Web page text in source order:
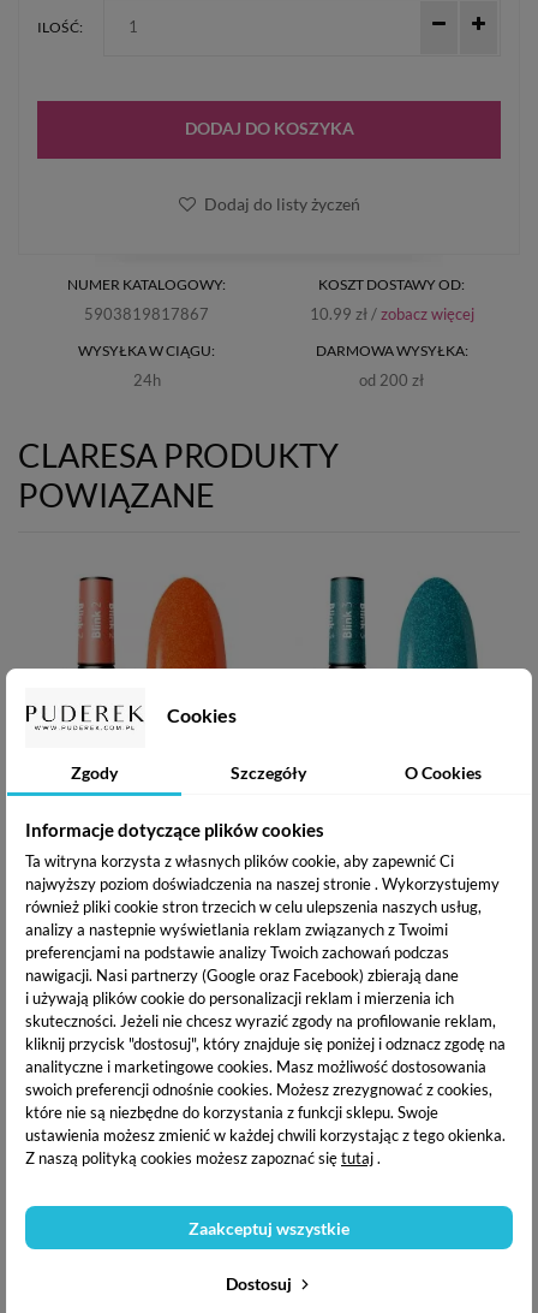
Cookies
Zgody Szczegóły O Cookies
Informacje dotyczące plików cookies
Ta witryna korzysta z własnych plików cookie, aby zapewnić Ci
najwyższy poziom doświadczenia na naszej stronie . Wykorzystujemy
również pliki cookie stron trzecich w celu ulepszenia naszych usług,
analizy a nastepnie wyświetlania reklam związanych z Twoimi
preferencjami na podstawie analizy Twoich zachowań podczas
nawigacji. Nasi partnerzy (Google oraz Facebook) zbierają dane
i używają plików cookie do personalizacji reklam i mierzenia ich
skuteczności. Jeżeli nie chcesz wyrazić zgody na profilowanie reklam,
kliknij przycisk "dostosuj", który znajduje się poniżej i odznacz zgodę na
analityczne i marketingowe cookies. Masz możliwość dostosowania
swoich preferencji odnośnie cookies. Możesz zrezygnować z cookies,
które nie są niezbędne do korzystania z funkcji sklepu. Swoje
ustawienia możesz zmienić w każdej chwili korzystając z tego okienka.
Z naszą polityką cookies możesz zapoznać siętutaj.
Dostosuj
Zaakceptuj wszystkie
NUMER KATALOGOWY:
5903819817867
WYSYŁKA W CIĄGU:
24h
KOSZT DOSTAWY OD:
10.99 zł /zobacz więcej
DARMOWA WYSYŁKA:
od 200 zł
ILOŚĆ:
DODAJ DO KOSZYKA
Dodaj do listy życzeń
CLARESA PRODUKTY
POWIĄZANE
Claresa lakier hybrydowy
9,86 zł 9,86 zł
OPIS PRODUKTU
DOSTAWA I PŁATNOŚĆ
Claresa lakier hybrydowy UV/LEDłączy wyjątkową
trwałość i intensywną pigmentację .Lekka konsystencja oraz
idealnie wyprofilowany pędzelek pozwala na wykonanie
idealnej stylizacji paznokci. Najlepszy stopień utwardzenia
Na wcześniej utwardzoną bazę hybrydową od Claresa, nałóż
cienką warstwę kolorowego lakieru hybrydowego i utwardź